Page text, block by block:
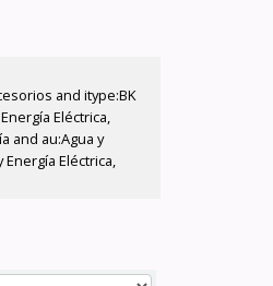
and itype:BK
Eléctrica,
and au:Agua y
Eléctrica,